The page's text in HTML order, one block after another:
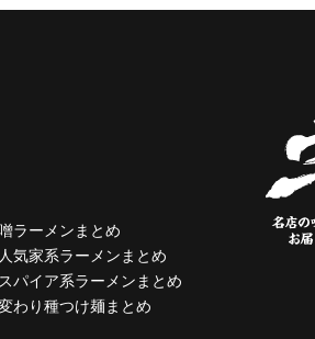
ラーメンまとめ
人気家系ラーメンまとめ
パイア系ラーメンまとめ
わり種つけ麺まとめ